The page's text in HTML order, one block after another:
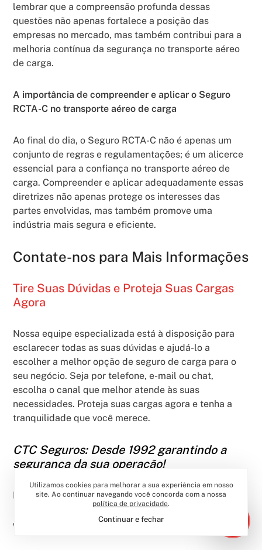
lembrar que a compreensão profunda dessas
questões não apenas fortalece a posição das
empresas no mercado, mas também contribui para a
melhoria contínua da segurança no transporte aéreo
de carga.
A importância de compreender e aplicar o Seguro
RCTA-C no transporte aéreo de carga
Ao final do dia, o Seguro RCTA-C não é apenas um
conjunto de regras e regulamentações; é um alicerce
essencial para a confiança no transporte aéreo de
carga. Compreender e aplicar adequadamente essas
diretrizes não apenas protege os interesses das
partes envolvidas, mas também promove uma
indústria mais segura e eficiente.
Contate-nos para Mais Informações
Tire Suas Dúvidas e Proteja Suas Cargas
Agora
Nossa equipe especializada está à disposição para
esclarecer todas as suas dúvidas e ajudá-lo a
escolher a melhor opção de seguro de carga para o
seu negócio. Seja por telefone, e-mail ou chat,
escolha o canal que melhor atende às suas
necessidades. Proteja suas cargas agora e tenha a
tranquilidade que você merece.
CTC Seguros: Desde 1992 garantindo a
segurança da sua operação!
Receber cotação:Clique aqui
Whatsapp:
Utilizamos cookies para melhorar a sua experiência em nosso
site. Ao continuar navegando você concorda com a nossa
política de privacidade.
Continuar e fechar